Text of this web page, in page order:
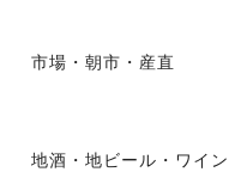
市場・朝市・産直
地酒・地ビール・ワイン